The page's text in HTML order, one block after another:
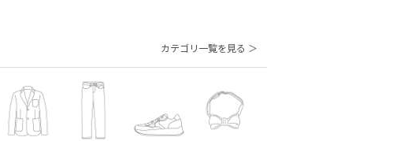
カテゴリ一覧を見る ＞